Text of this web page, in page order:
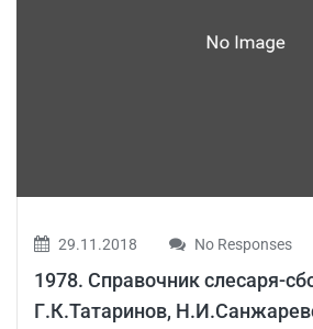
29.11.2018 No Responses
1978. Справочник слесаря-
Г.К.Татаринов,